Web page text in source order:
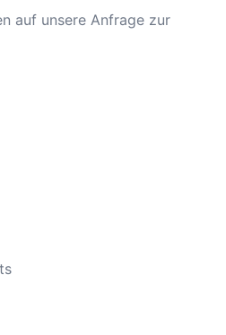
auf unsere Anfrage zur